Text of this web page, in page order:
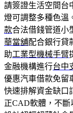
請簽證生活空間台
燈可調整多種色溫
款合法借錢管道小
華當舖配合銀行貸
助工業型機械手臂
金融機構進行台中
優惠汽車借款免留
快速排解資金缺口
正CAD軟體，不